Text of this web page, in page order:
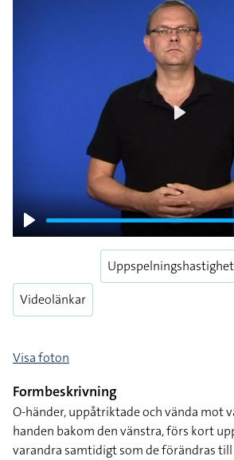
Play
Videolänkar
Uppspelningshastighet
Visa foton
Formbeskrivning
O-händer, uppåtriktade och vända mot
handen bakom den vänstra, förs kort
varandra samtidigt som de förändras